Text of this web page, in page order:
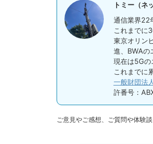
トミー（ネ
通信業界22
これまでに
東京オリン
進、BWAの
現在は5Gの
これまでに
一般財団法
許番号：
ご意見やご感想、ご質問や体験談